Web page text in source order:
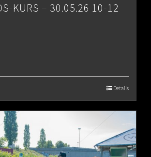
KURS – 30.05.26 10-12
Details